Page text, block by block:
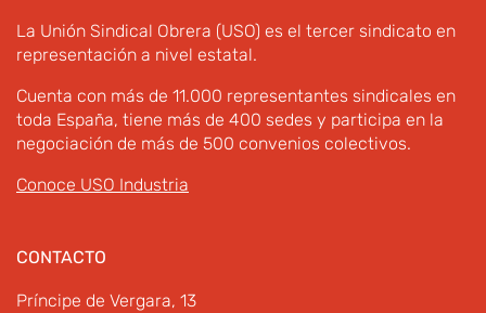
La Unión Sindical Obrera (USO) es el tercer sindicato en
representación a nivel estatal.
Cuenta con más de 11.000 representantes sindicales en
toda España, tiene más de 400 sedes y participa en la
negociación de más de 500 convenios colectivos.
Conoce USO Industria
CONTACTO
Príncipe de Vergara, 13